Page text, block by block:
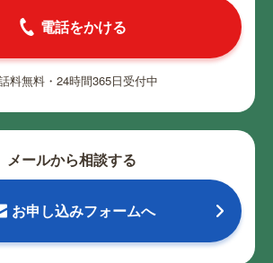
電話をかける
料無料・24時間365日受付中
メールから相談する
お申し込みフォームへ